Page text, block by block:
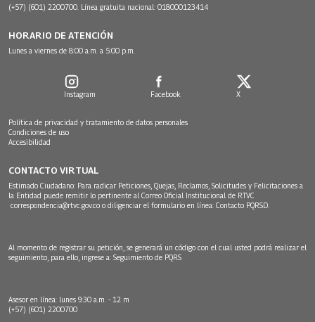
(+57) (601) 2200700. Línea gratuita nacional: 018000123414
HORARIO DE ATENCIÓN
Lunes a viernes de 8:00 a.m. a 5:00 p.m.
Instagram Facebook X
Política de privacidad y tratamiento de datos personales
Condiciones de uso
Accesibilidad
CONTACTO VIRTUAL
Estimado Ciudadano: Para radicar Peticiones, Quejas, Reclamos, Solicitudes y Felicitaciones a
la Entidad puede remitir lo pertinente al Correo Oficial Institucional de RTVC
correspondencia@rtvc.gov.co o diligenciar el formulario en línea: Contacto PQRSD.
Al momento de registrar su petición, se generará un código con el cual usted podrá realizar el
seguimiento, para ello, ingrese a: Seguimiento de PQRS
Asesor en línea: lunes 9:30 a.m. - 12 m
(+57) (601) 2200700